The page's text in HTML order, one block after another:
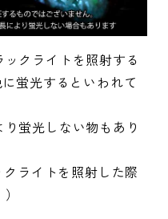
クライトを照射する
蛍光するといわれて
蛍光しない物もあり
クライトを照射した際